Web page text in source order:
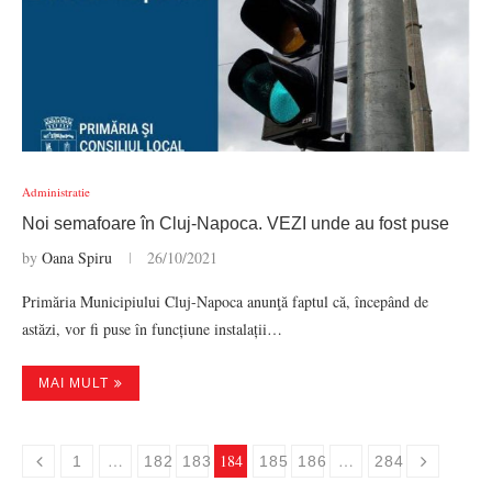
Administratie
Noi semafoare în Cluj-Napoca. VEZI unde au fost puse
by Oana Spiru 26/10/2021
Primăria Municipiului Cluj-Napoca anunţă faptul că, începând de
astăzi, vor fi puse în funcțiune instalații…
MAI MULT
1 … 182 183 184 185 186 … 284